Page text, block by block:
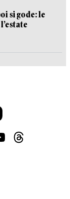
si gode: le